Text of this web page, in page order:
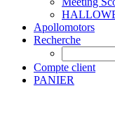
Apollomotors
Recherche
Compte client
PANIER